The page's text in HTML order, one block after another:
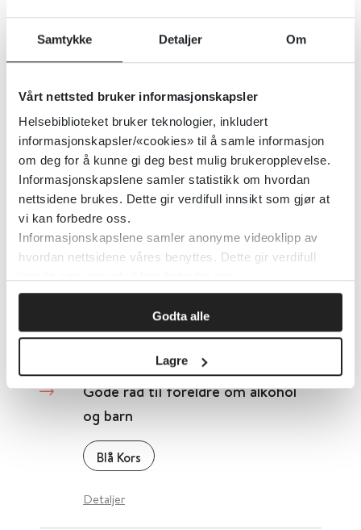
Samtykke Detaljer Om
Vårt nettsted bruker informasjonskapsler
Helsebiblioteket bruker teknologier, inkludert
informasjonskapsler/«cookies» til å samle informasjon
om deg for å kunne gi deg best mulig brukeropplevelse.
Informasjonskapslene samler statistikk om hvordan
nettsidene brukes. Dette gir verdifull innsikt som gjør at
vi kan forbedre oss.
Informasjonskapslene samler anonyme videoklipp av
hvordan nettsidene våres benyttes. Dette gir verdifull
Godta alle
Lagre
Detaljer
helserelaterte kjøretøyer i de
akuttmedisinske tjenestene
Helsedirektoratet 2015
Godkjenning av medisinske
kvalitetsregistre for nasjonal
status
Helsedirektoratet
Gode råd til foreldre om alkohol
og barn
Blå Kors
Detaljer